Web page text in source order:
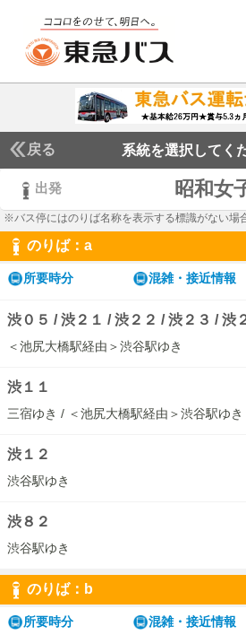
戻る 系統を選択してく
出発 昭和女
※バス停にはのりば名称を表示する標識がない場
のりば： a
a
所要時分 混雑・接近情報
渋０５ / 渋２１ / 渋２２ / 渋２３ / 渋
＜池尻大橋駅経由＞渋谷駅ゆき
渋１１
三宿ゆき / ＜池尻大橋駅経由＞渋谷駅ゆき
渋１２
渋谷駅ゆき
渋８２
渋谷駅ゆき
のりば： b
b
所要時分 混雑・接近情報